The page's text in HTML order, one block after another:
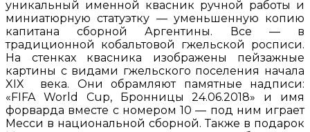
уникальный именной квасник ручной работы и
миниатюрную статуэтку — уменьшенную копию
капитана сборной Аргентины. Все — в
традиционной кобальтовой гжельской росписи.
На стенках квасника изображены пейзажные
картины с видами гжельского поселения начала
XIX века. Они обрамляют памятные надписи:
«FIFA World Cup, Бронницы 24.06.2018» и имя
форварда вместе с номером 10 — под ним играет
Месси в национальной сборной. Также в подарок